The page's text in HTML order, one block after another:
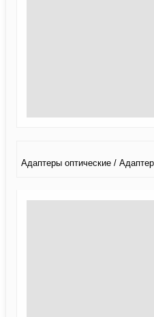
Адаптеры оптические /